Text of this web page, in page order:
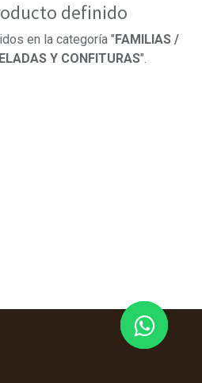
definido
en la categoría " FAMILIAS /
Y CONFITURAS".